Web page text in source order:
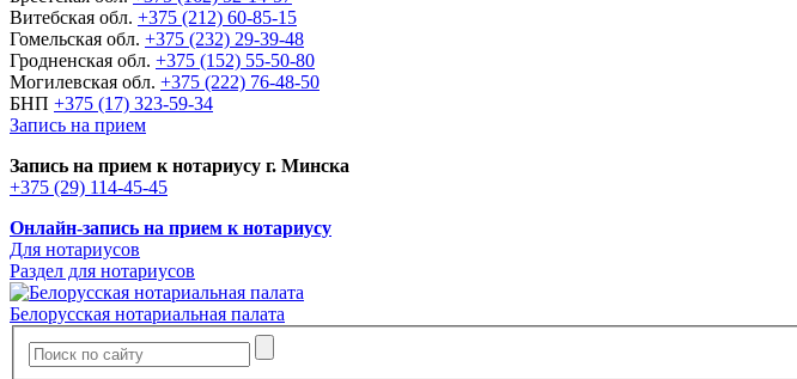
Витебская обл. +375 (212) 60-85-15
Гомельская обл. +375 (232) 29-39-48
Гродненская обл. +375 (152) 55-50-80
Могилевская обл. +375 (222) 76-48-50
БНП +375 (17) 323-59-34
Запись на прием
Запись на прием к нотариусу г. Минска
+375 (29) 114-45-45
Онлайн-запись на прием к нотариусу
Для нотариусов
Раздел для нотариусов
Белорусская нотариальная палата